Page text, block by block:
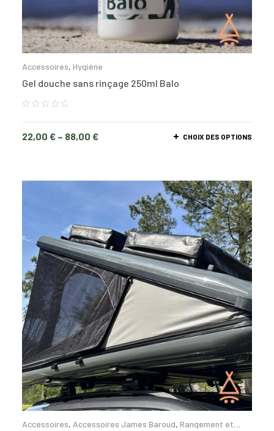
Accessoires, Hygiène
Gel douche sans rinçage 250ml Balo
22,00 € – 88,00 € CHOIX DES OPTIONS
Accessoires, Accessoires James Baroud, Rangement et